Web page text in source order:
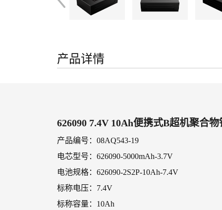
产品详情
626090 7.4V 10Ah便携式B超机聚合
产品编号：08AQ543-19
电芯型号：626090-5000mAh-3.7V
电池规格：626090-2S2P-10Ah-7.4V
标称电压：7.4V
标称容量：10Ah